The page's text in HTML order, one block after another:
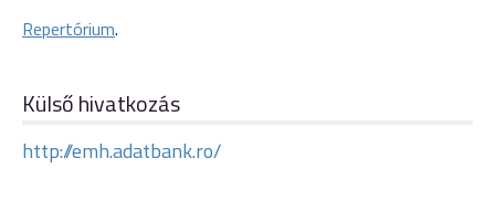
Repertórium.
Külső hivatkozás
http://emh.adatbank.ro/